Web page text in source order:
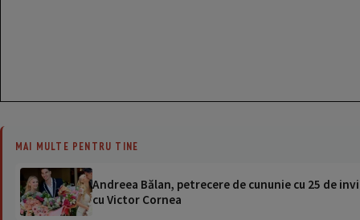
MAI MULTE PENTRU TINE
Andreea Bălan, petrecere de cununie cu 25 de
cu Victor Cornea